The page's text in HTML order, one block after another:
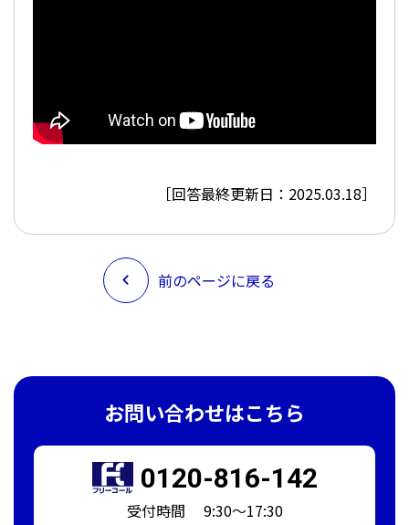
［回答最終更新日：2025.03.18］
前のページに戻る
お問い合わせはこちら
0120-816-142
受付時間 9:30～17:30